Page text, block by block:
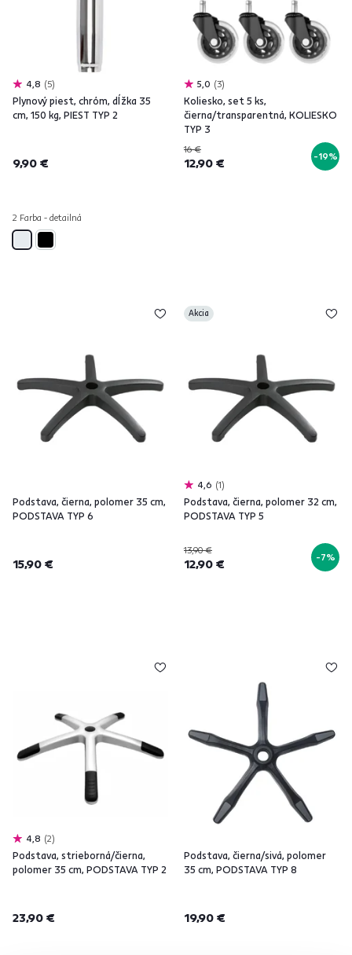
4,8 5
Plynový piest, chróm, dĺžka 35
cm, 150 kg, PIEST TYP 2
9,90 €
2 Farba - detailná
5,0 3
Koliesko, set 5 ks,
čierna/transparentná, KOLIESKO
TYP 3
16 €
12,90 € -19%
Podstava, čierna, polomer 35 cm,
PODSTAVA TYP 6
15,90 €
Akcia
4,6 1
Podstava, čierna, polomer 32 cm,
PODSTAVA TYP 5
13,90 €
12,90 € -7%
4,8 2
Podstava, strieborná/čierna,
polomer 35 cm, PODSTAVA TYP 2
23,90 €
Podstava, čierna/sivá, polomer
35 cm, PODSTAVA TYP 8
19,90 €